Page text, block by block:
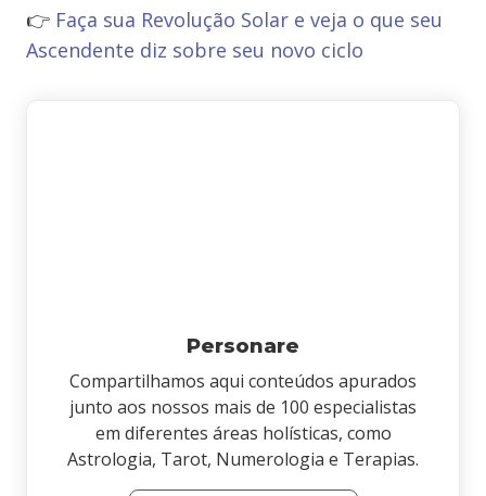
👉 Faça sua Revolução Solar e veja o que seu
Ascendente diz sobre seu novo ciclo
Personare
Compartilhamos aqui conteúdos apurados
junto aos nossos mais de 100 especialistas
em diferentes áreas holísticas, como
Astrologia, Tarot, Numerologia e Terapias.